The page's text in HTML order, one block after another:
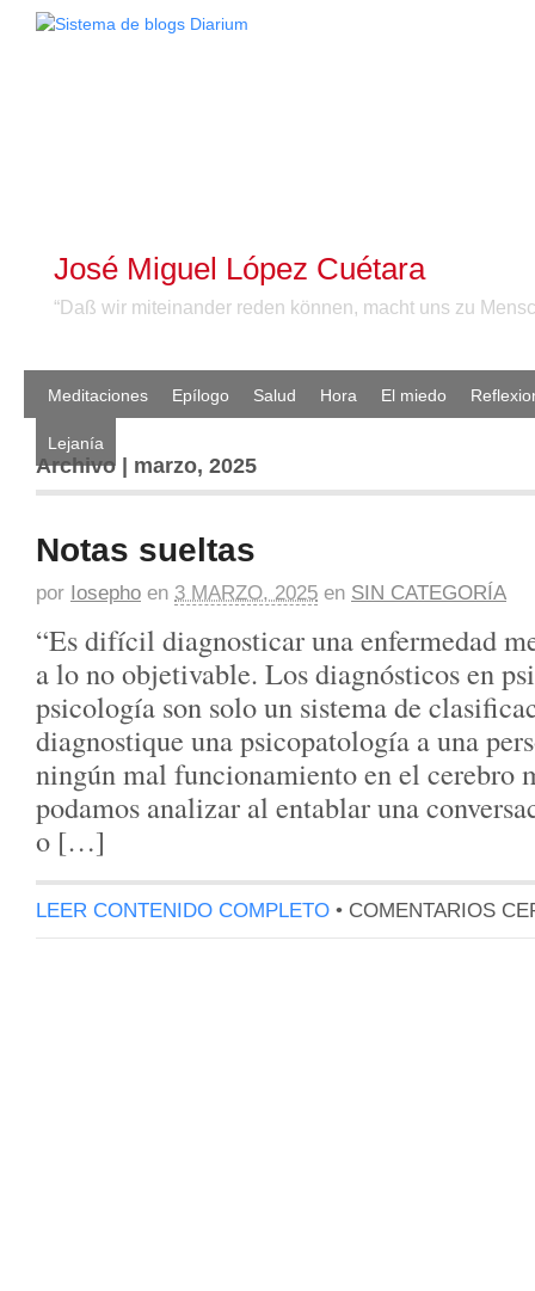
José Miguel López Cuétara
“Daß wir miteinander reden können, macht uns zu
Meditaciones Epílogo Salud Hora El miedo
Lejanía
Archivo | marzo, 2025
Notas sueltas
por Iosepho en 3 MARZO, 2025 en SIN CATEGORÍA
“Es difícil diagnosticar una enfermedad
a lo no objetivable. Los diagnósticos en
psicología son solo un sistema de
diagnostique una psicopatología a una
ningún mal funcionamiento en el cerebro
podamos analizar al entablar una
o […]
LEER CONTENIDO COMPLETO • COMENTARIOS